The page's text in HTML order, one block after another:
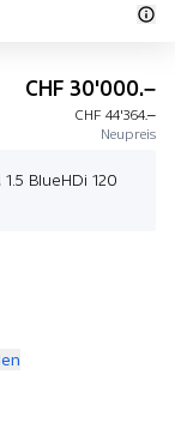
CHF 30'000.–
CHF 44'364.–
Neupreis
BlueHDi 120